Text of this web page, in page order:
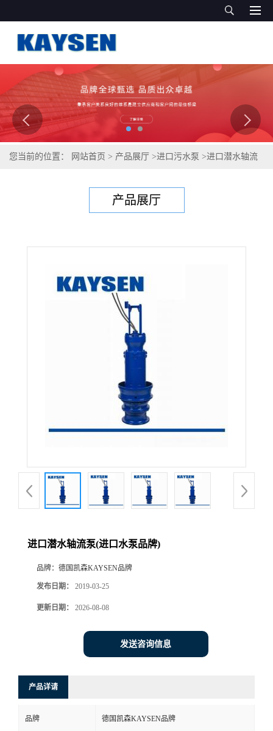
您当前的位置： 网站首页 > 产品展厅 >进口污水泵 >进口潜水轴流
产品展厅
进口潜水轴流泵(进口水泵品牌)
品牌： 德国凯森KAYSEN品牌
发布日期： 2019-03-25
更新日期： 2026-08-08
发送咨询信息
产品详请
品牌 德国凯森KAYSEN品牌